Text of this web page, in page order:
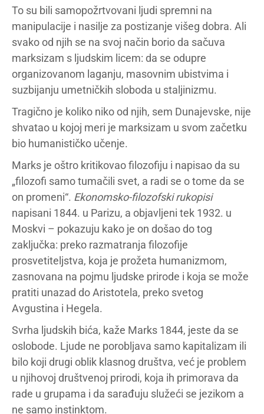
To su bili samopožrtvovani ljudi spremni na
manipulacije i nasilje za postizanje višeg dobra. Ali
svako od njih se na svoj način borio da sačuva
marksizam s ljudskim licem: da se odupre
organizovanom laganju, masovnim ubistvima i
suzbijanju umetničkih sloboda u staljinizmu.
Tragično je koliko niko od njih, sem Dunajevske, nije
shvatao u kojoj meri je marksizam u svom začetku
bio humanističko učenje.
Marks je oštro kritikovao filozofiju i napisao da su
„filozofi samo tumačili svet, a radi se o tome da se
on promeni“. Ekonomsko-filozofski rukopisi
napisani 1844. u Parizu, a objavljeni tek 1932. u
Moskvi – pokazuju kako je on došao do tog
zaključka: preko razmatranja filozofije
prosvetiteljstva, koja je prožeta humanizmom,
zasnovana na pojmu ljudske prirode i koja se može
pratiti unazad do Aristotela, preko svetog
Avgustina i Hegela.
Svrha ljudskih bića, kaže Marks 1844, jeste da se
oslobode. Ljude ne porobljava samo kapitalizam ili
bilo koji drugi oblik klasnog društva, već je problem
u njihovoj društvenoj prirodi, koja ih primorava da
rade u grupama i da sarađuju služeći se jezikom a
ne samo instinktom.